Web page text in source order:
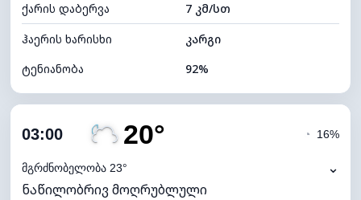
ღრუბლის სიმაღლე 5600 მ
ქარის დაბერვა
7 კმ/სთ
ჰაერის ხარისხი
კარგი
ტენიანობა
92%
ღრუბლიანობა
ნამის წერტილი
ხილვადობა
10 კმ
03:00 20°
მგრძნობელობა 23°
◔ 16%
⌄
ნაწილობრივ მოღრუბლული